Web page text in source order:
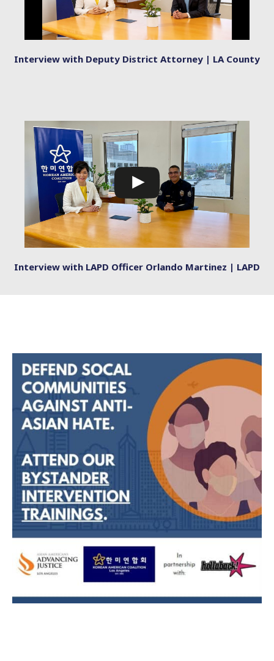
Interview with Deputy District Attorney | LA County
Interview with LAPD Officer Orlando Martinez | LAPD